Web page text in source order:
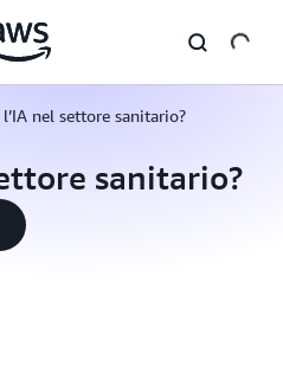
l’IA nel settore sanitario?
sanitario?